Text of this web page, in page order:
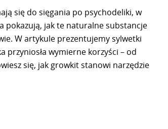
się do sięgania po psychodeliki, w
pokazują, jak te naturalne substancje
W artykule prezentujemy sylwetki
wymierne korzyści – od
się, jak growkit stanowi narzędzie